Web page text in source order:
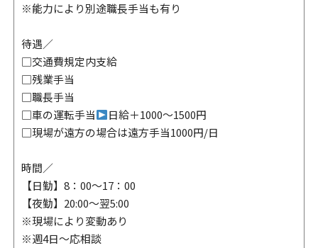
※能力により別途職長手当も有り
待遇／
□交通費規定内支給
□残業手当
□職長手当
□車の運転手当
日給＋1000～1500円
□現場が遠方の場合は遠方手当1000円/日
時間／
【日勤】8：00～17：00
【夜勤】20:00～翌5:00
※現場により変動あり
※週4日～応相談